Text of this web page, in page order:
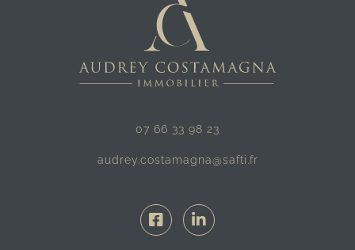
07 66 33 98 23
audrey.costamagna@safti.fr